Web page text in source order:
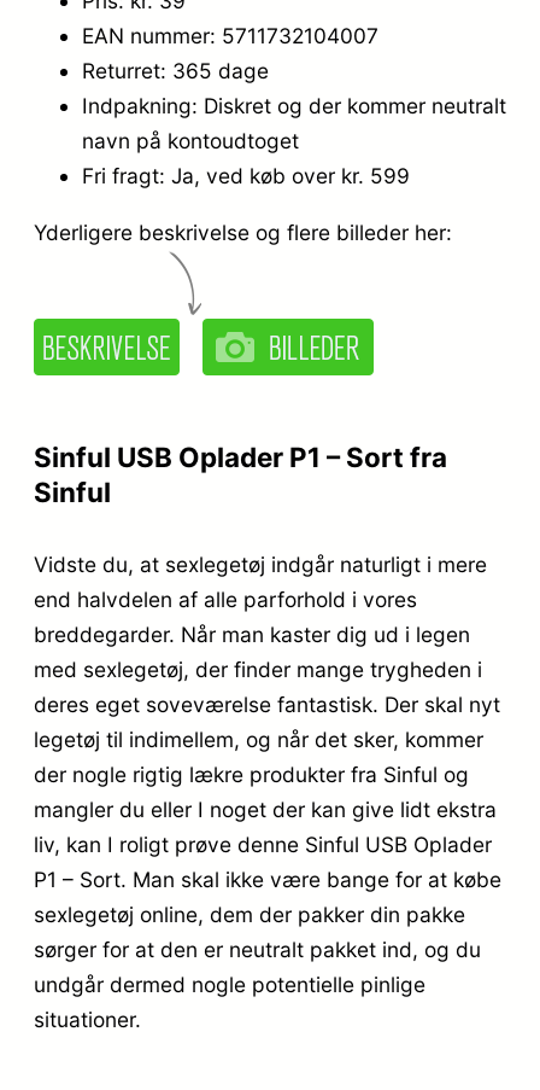
EAN nummer: 5711732104007
Returret: 365 dage
Indpakning: Diskret og der kommer neutralt
navn på kontoudtoget
Fri fragt: Ja, ved køb over kr. 599
Yderligere beskrivelse og flere billeder her:
Sinful USB Oplader P1 – Sort fra
Sinful
Vidste du, at sexlegetøj indgår naturligt i mere
end halvdelen af alle parforhold i vores
breddegarder. Når man kaster dig ud i legen
med sexlegetøj, der finder mange trygheden i
deres eget soveværelse fantastisk. Der skal nyt
legetøj til indimellem, og når det sker, kommer
der nogle rigtig lækre produkter fra Sinful og
mangler du eller I noget der kan give lidt ekstra
liv, kan I roligt prøve denne Sinful USB Oplader
P1 – Sort. Man skal ikke være bange for at købe
sexlegetøj online, dem der pakker din pakke
sørger for at den er neutralt pakket ind, og du
undgår dermed nogle potentielle pinlige
situationer.